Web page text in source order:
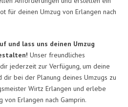
für deinen Umzug von Erlangen nach
und lass uns deinen Umzug
Unser freundliches
jederzeit zur Verfügung, um deine
dir bei der Planung deines Umzugs zu
Wirtz Erlangen und erlebe
Erlangen nach Gamprin.